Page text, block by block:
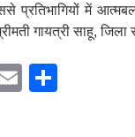
प्रतिभागियों में
गायत्री साहू,
E